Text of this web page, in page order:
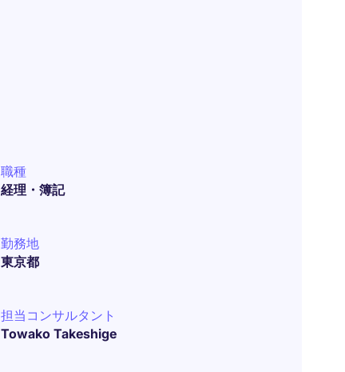
職種
経理・簿記
勤務地
東京都
担当コンサルタント
Towako Takeshige